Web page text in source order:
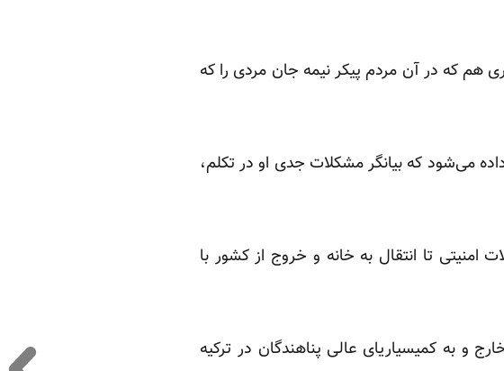
هم که در آن مردم پیکر نیمه جان مردی را که
می‌شود که بیانگر مشکلات جدی او در تکلم،
تا انتقال به خانه و خروج از کشور با
و به کمیسیاریای عالی پناهندگان در ترکیه